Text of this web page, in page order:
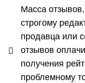
Масса
строгому
продавца или
отзывов
получения
проблемному